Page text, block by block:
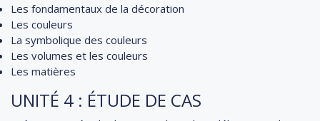
Les fondamentaux de la décoration
Les couleurs
La symbolique des couleurs
Les volumes et les couleurs
Les matières
UNITÉ 4 : ÉTUDE DE CAS